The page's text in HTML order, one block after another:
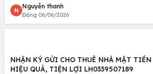
N
Nguyễn thanh
Đăng 06/06/2026
NHẬN KÝ GỬI CHO THUÊ NHÀ MẶT
HIỆU QUẢ, TIỆN LỢI LH0339507189